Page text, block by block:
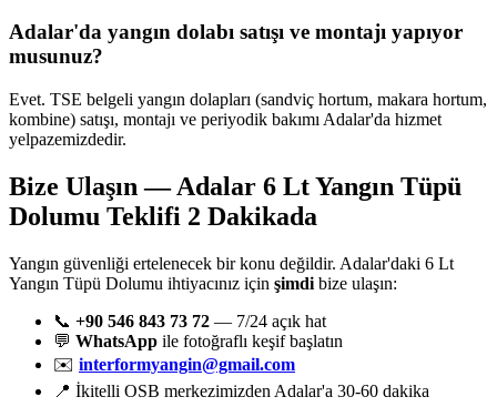
Adalar'da yangın dolabı satışı ve montajı yapıyor
musunuz?
Evet. TSE belgeli yangın dolapları (sandviç hortum, makara hortum,
kombine) satışı, montajı ve periyodik bakımı Adalar'da hizmet
yelpazemizdedir.
Bize Ulaşın — Adalar 6 Lt Yangın Tüpü
Dolumu Teklifi 2 Dakikada
Yangın güvenliği ertelenecek bir konu değildir. Adalar'daki 6 Lt
Yangın Tüpü Dolumu ihtiyacınız için şimdi bize ulaşın:
📞 +90 546 843 73 72 — 7/24 açık hat
💬 WhatsApp ile fotoğraflı keşif başlatın
✉️ interformyangin@gmail.com
📍 İkitelli OSB merkezimizden Adalar'a 30-60 dakika